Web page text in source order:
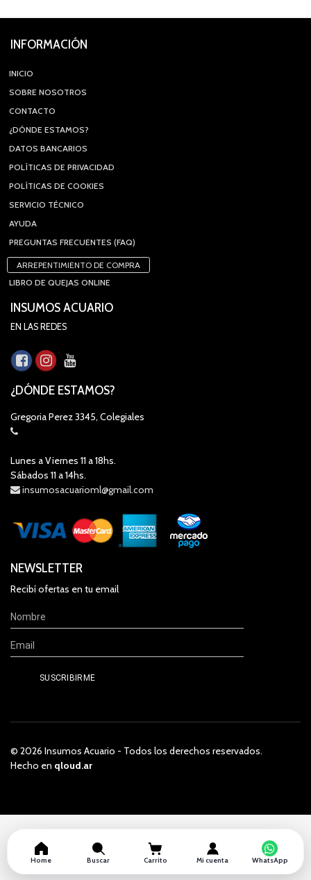
INFORMACIÓN
INICIO
SOBRE NOSOTROS
CONTACTO
¿DÓNDE ESTAMOS?
DATOS BANCARIOS
POLÍTICAS DE PRIVACIDAD
POLÍTICAS DE COOKIES
SERVICIO TÉCNICO
AYUDA
PREGUNTAS FRECUENTES (FAQ)
ARREPENTIMIENTO DE COMPRA
LIBRO DE QUEJAS ONLINE
INSUMOS ACUARIO
EN LAS REDES
¿DÓNDE ESTAMOS?
Gregoria Perez 3345, Colegiales
Lunes a Viernes 11 a 18hs.
Sábados 11 a 14hs.
insumosacuarioml@gmail.com
NEWSLETTER
Recibí ofertas en tu email
© 2026 Insumos Acuario - Todos los derechos reservados.
Hecho en qloud.ar
Home Buscar Carrito Mi cuenta